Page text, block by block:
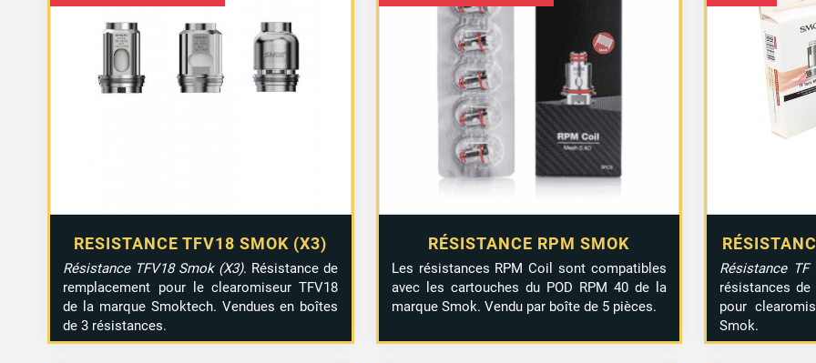
RESISTANCE TFV18 SMOK (X3)
de
prix :
12,99 €
Résistance TFV18 Smok (X3). Résistance de
remplacement pour le clearomiseur TFV18
de la marque Smoktech. Vendues en boîtes
de 3 résistances.
RÉSISTANCE RPM SMOK
de
prix :
12,90 €
à
13,90 €
Les résistances RPM Coil sont compatibles
avec les cartouches du POD RPM 40 de la
marque Smok. Vendu par boîte de 5 pièces.
Résistance
résistances de
pour
Smok.